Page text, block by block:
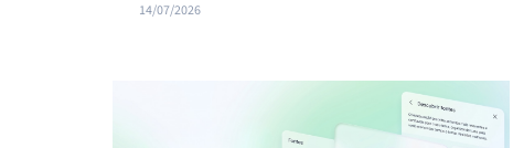
14/07/2026